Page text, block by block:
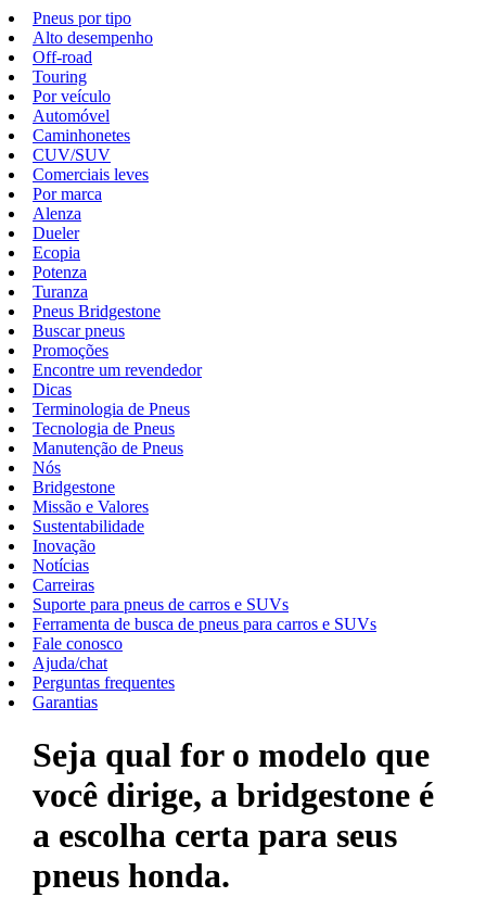
Pneus por tipo
Alto desempenho
Off-road
Touring
Por veículo
Automóvel
Caminhonetes
CUV/SUV
Comerciais leves
Por marca
Alenza
Dueler
Ecopia
Potenza
Turanza
Pneus Bridgestone
Buscar pneus
Promoções
Encontre um revendedor
Dicas
Terminologia de Pneus
Tecnologia de Pneus
Manutenção de Pneus
Nós
Bridgestone
Missão e Valores
Sustentabilidade
Inovação
Notícias
Carreiras
Suporte para pneus de carros e SUVs
Ferramenta de busca de pneus para carros e SUVs
Fale conosco
Ajuda/chat
Perguntas frequentes
Garantias
Seja qual for o modelo que
você dirige, a bridgestone é
a escolha certa para seus
pneus honda.